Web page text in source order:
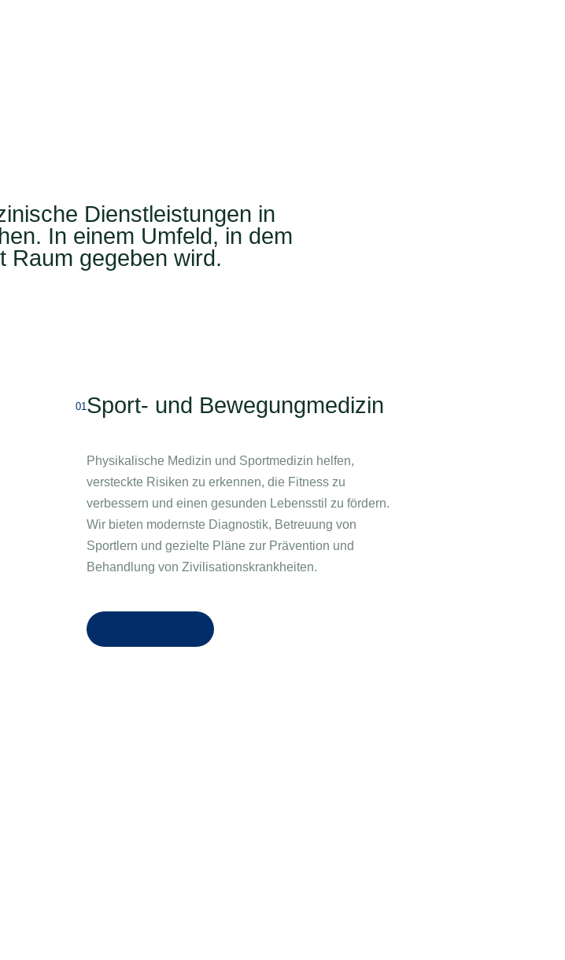
Dienstleistungen in
In einem Umfeld, in dem
Raum gegeben wird.
01Sport- und Bewegungmedizin
Physikalische Medizin und Sportmedizin helfen,
versteckte Risiken zu erkennen, die Fitness zu
verbessern und einen gesunden Lebensstil zu fördern.
Wir bieten modernste Diagnostik, Betreuung von
Sportlern und gezielte Pläne zur Prävention und
Behandlung von Zivilisationskrankheiten.